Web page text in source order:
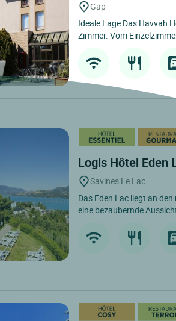
Gap
Ideale Lage Das Havvah
Zimmer. Vom
Logis Hôtel Eden
Savines Le Lac
Das Eden Lac liegt an
eine bezaubernde